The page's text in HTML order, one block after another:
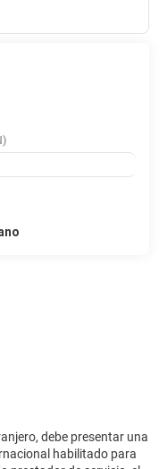
alojamiento tienes a
espacio con zona para
como servicio de
24 horas y
debe presentar una
habilitado para